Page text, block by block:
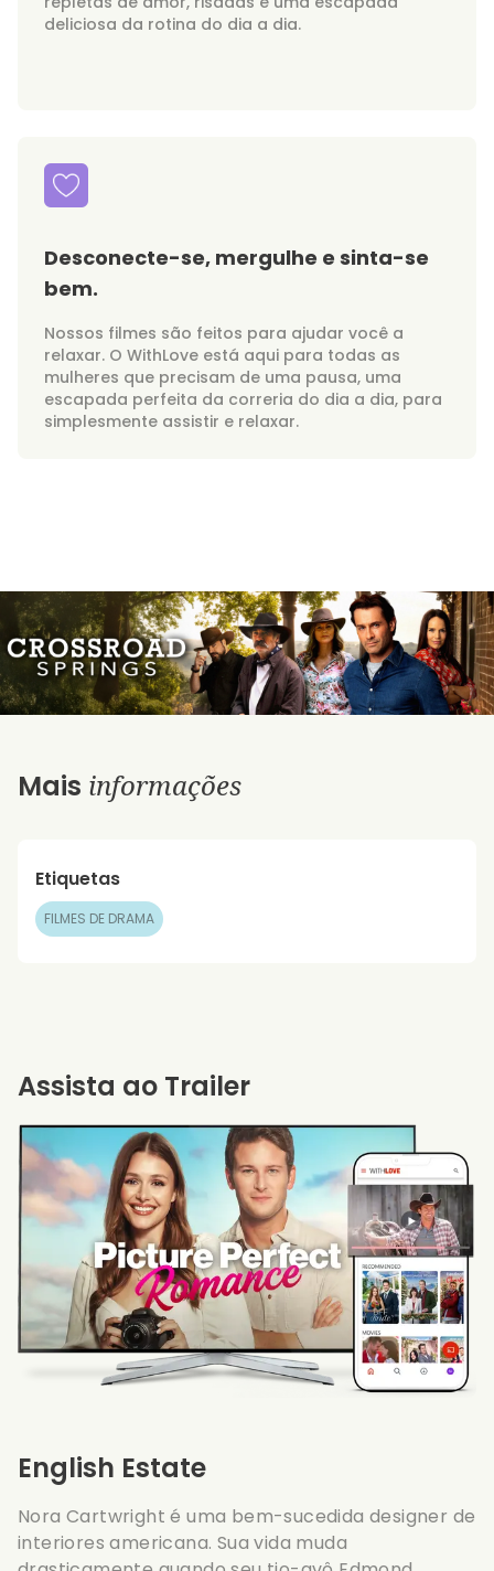
deliciosa da rotina do dia a dia.
Desconecte-se, mergulhe e sinta-se
bem.
Nossos filmes são feitos para ajudar você a
relaxar. O WithLove está aqui para todas as
mulheres que precisam de uma pausa, uma
escapada perfeita da correria do dia a dia, para
simplesmente assistir e relaxar.
Mais informações
Etiquetas
FILMES DE DRAMA
English Estate
Nora Cartwright é uma bem-sucedida designer de
interiores americana. Sua vida muda
Assista ao Trailer